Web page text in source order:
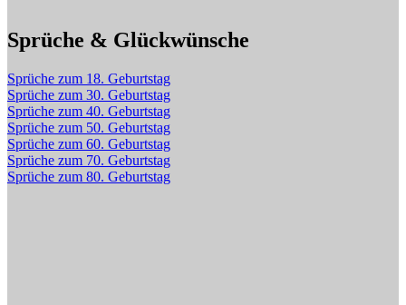
Sprüche & Glückwünsche
Sprüche zum 18. Geburtstag
Sprüche zum 30. Geburtstag
Sprüche zum 40. Geburtstag
Sprüche zum 50. Geburtstag
Sprüche zum 60. Geburtstag
Sprüche zum 70. Geburtstag
Sprüche zum 80. Geburtstag